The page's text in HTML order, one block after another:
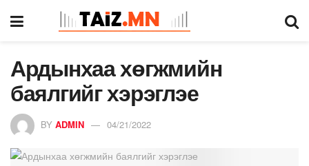
Ардынхаа хөгжмийн
баялгийг хэрэглэе
BY ADMIN 04/21/2022